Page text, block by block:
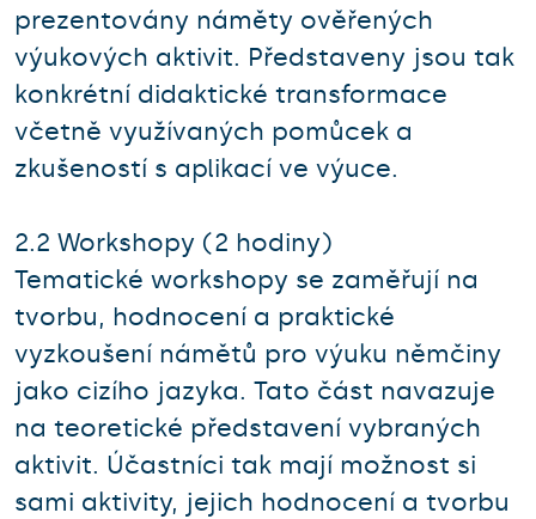
prezentovány náměty ověřených
výukových aktivit. Představeny jsou tak
konkrétní didaktické transformace
včetně využívaných pomůcek a
zkušeností s aplikací ve výuce.
2.2 Workshopy (2 hodiny)
Tematické workshopy se zaměřují na
tvorbu, hodnocení a praktické
vyzkoušení námětů pro výuku němčiny
jako cizího jazyka. Tato část navazuje
na teoretické představení vybraných
aktivit. Účastníci tak mají možnost si
sami aktivity, jejich hodnocení a tvorbu